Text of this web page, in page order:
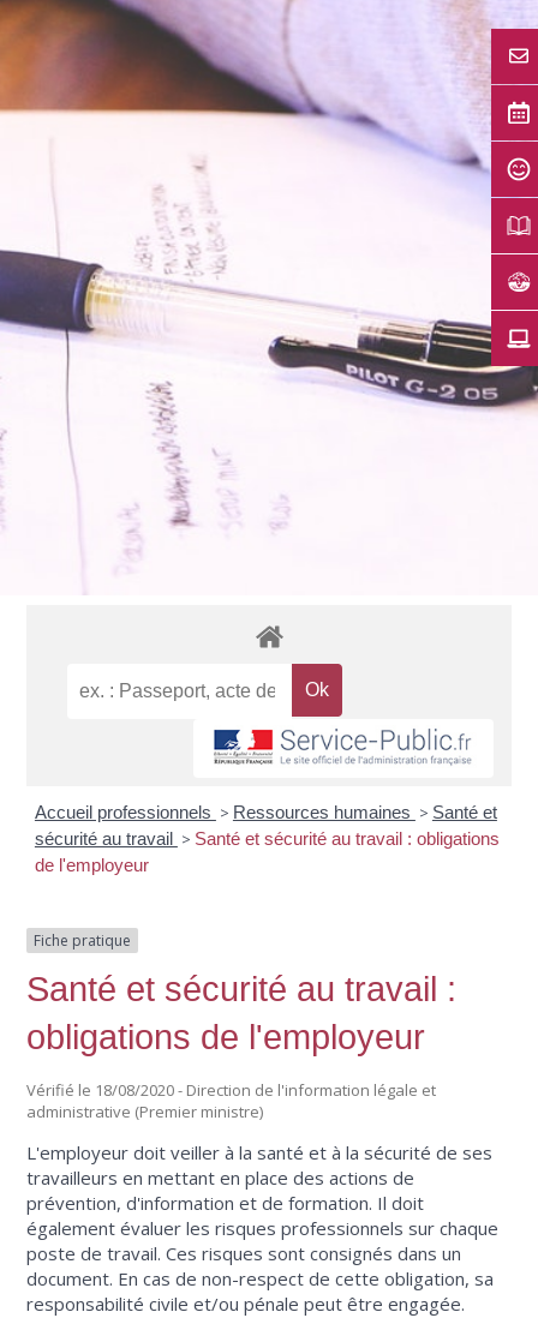
Accueil professionnels > Ressources humaines > Santé et
sécurité au travail > Santé et sécurité au travail : obligations
de l'employeur
Fiche pratique
Santé et sécurité au travail :
obligations de l'employeur
Vérifié le 18/08/2020 - Direction de l'information légale et
administrative (Premier ministre)
L'employeur doit veiller à la santé et à la sécurité de ses
travailleurs en mettant en place des actions de
prévention, d'information et de formation. Il doit
également évaluer les risques professionnels sur chaque
poste de travail. Ces risques sont consignés dans un
document. En cas de non-respect de cette obligation, sa
responsabilité civile et/ou pénale peut être engagée.